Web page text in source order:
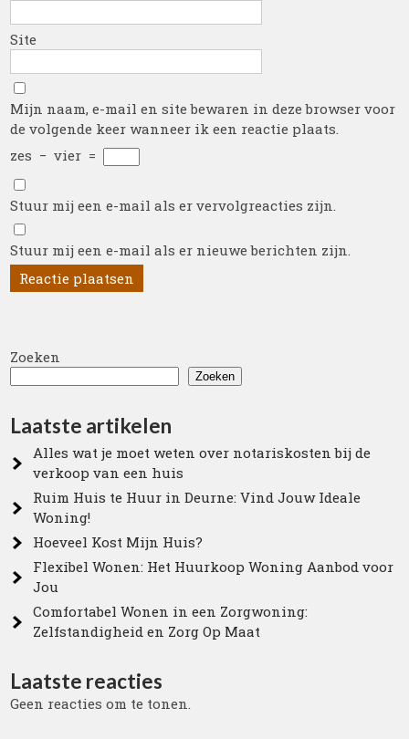
Site
Mijn naam, e-mail en site bewaren in deze browser voor
de volgende keer wanneer ik een reactie plaats.
zes − vier =
Stuur mij een e-mail als er vervolgreacties zijn.
Stuur mij een e-mail als er nieuwe berichten zijn.
Zoeken
Zoeken
Laatste artikelen
Alles wat je moet weten over notariskosten bij de
verkoop van een huis
Ruim Huis te Huur in Deurne: Vind Jouw Ideale
Woning!
Hoeveel Kost Mijn Huis?
Flexibel Wonen: Het Huurkoop Woning Aanbod voor
Jou
Comfortabel Wonen in een Zorgwoning:
Zelfstandigheid en Zorg Op Maat
Laatste reacties
Geen reacties om te tonen.